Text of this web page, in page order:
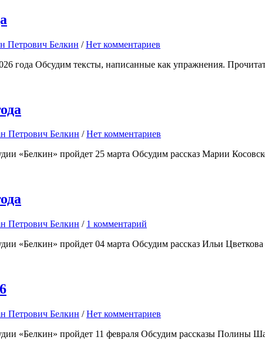
Петрович Белкин /Нет комментариев
года Обсудим тексты, написанные как упражнения.
Петрович Белкин /Нет комментариев
«Белкин» пройдет 25 марта Обсудим рассказ Марии
Петрович Белкин / 1 комментарий
«Белкин» пройдет 04 марта Обсудим рассказ Ильи
Петрович Белкин /Нет комментариев
«Белкин» пройдет 11 февраля Обсудим рассказы